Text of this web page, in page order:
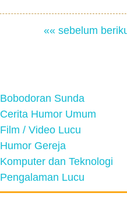
«« sebelum
Bobodoran Sunda
Cerita Humor Umum
Film / Video Lucu
Humor Gereja
Komputer dan Teknologi
Pengalaman Lucu